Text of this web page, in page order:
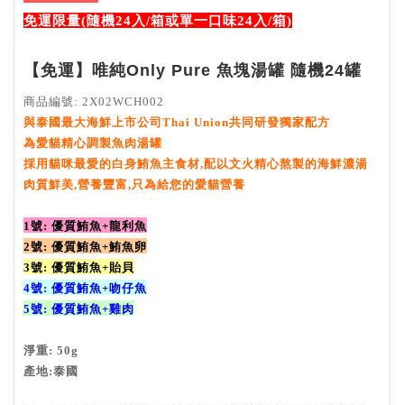
免運限量(隨機24入/箱或單一口味24入/箱)
【免運】唯純Only Pure 魚塊湯罐 隨機24罐
商品編號: 2X02WCH002
與泰國最大海鮮上市公司Thai Union共同研發獨家配方
為愛貓精心調製魚肉湯罐
採用貓咪最愛的白身鮪魚主食材,配以文火精心熬製的海鮮濃湯
肉質鮮美,營養豐富,只為給您的愛貓營養
1號: 優質鮪魚+龍利魚
2號: 優質鮪魚+鮪魚卵
3號: 優質鮪魚+貽貝
4號: 優質鮪魚+吻仔魚
5號: 優質鮪魚+雞肉
淨重: 50g
產地:泰國